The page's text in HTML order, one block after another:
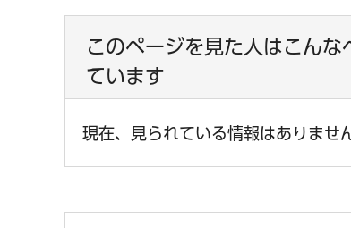
このページを見た人はこんな
ています
現在、見られている情報はありません